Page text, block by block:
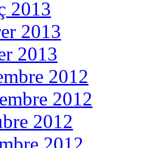
2013
2013
2013
2012
2012
2012
2012